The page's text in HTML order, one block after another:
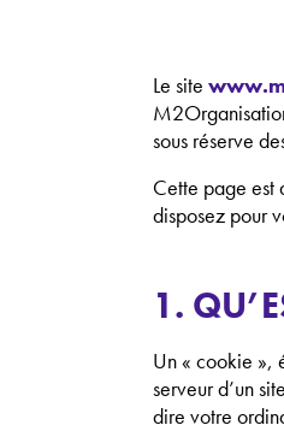
Le site
sous réserve
Cette page est
disposez pour
1.
Un « cookie »,
serveur d’un
dire votre